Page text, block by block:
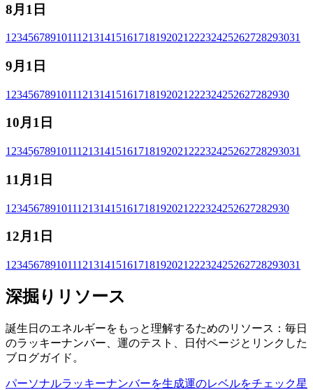
8月1日
1 23456789101112131415161718192021 22232425262728293031
9月1日
1 23456789101112131415161718192021 222324252627282930
10月1日
1 23456789101112131415161718192021 22232425262728293031
11月1日
1 23456789101112131415161718192021 222324252627282930
12月1日
1 23456789101112131415161718192021 22232425262728293031
深掘りリソース
誕生日のエネルギーをもっと理解するためのリソース：毎日
のラッキーナンバー、運のテスト、日付ページとリンクした
ブログガイド。
パーソナルラッキーナンバーを生成運のレベルをチェック星